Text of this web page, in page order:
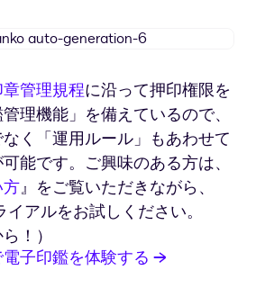
eHanko
generation-
6
章管理規程に沿って押印権限を
理機能」を備えているので、
なく「運用ルール」もあわせて
能です。ご興味のある方は、
』をご覧いただきながら、
アルをお試しください。
！）
子印鑑を体験する →